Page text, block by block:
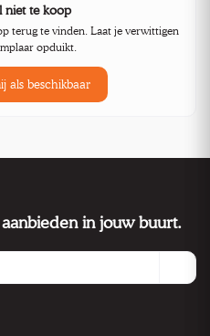
niet te koop
terug te vinden. Laat je verwittigen
opduikt.
als beschikbaar
in jouw buurt.